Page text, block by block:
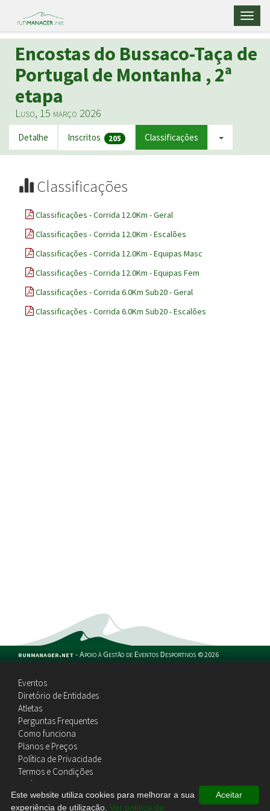
Encostas do Bussaco-Taça de
Portugal de Montanha , 2ª
etapa
Luso, 15 março 2026
Detalhe Inscritos 205 Classificações
Classificações
Classificações - Corrida 12.0Km - Geral
Classificações - Corrida 12.0Km - Escalões
Classificações - Corrida 12.0Km - Equipas Masc
Classificações - Corrida 12.0Km - Equipas Fem
Classificações - Corrida 6.0Km Sub20 - Geral
Classificações - Corrida 6.0Km Sub20 - Escalões
runmanager.net -Apoio à Gestão de Eventos Desportivos ©2026
Eventos
Diretório de Entidades
Atletas
Perguntas Frequentes
Como funciona
Planos e Preços
Política de Privacidade
Termos e Condições
Política de Cookies
Contactos
Aceitar
Este website utiliza cookies para melhorar a sua
experiência de utilização. Ver política de